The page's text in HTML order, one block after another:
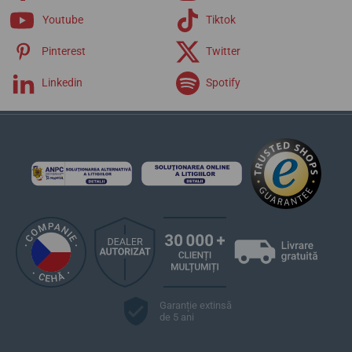
Youtube Tiktok
Pinterest Twitter
Linkedin Spotify
Garanție extinsă
de 5 ani